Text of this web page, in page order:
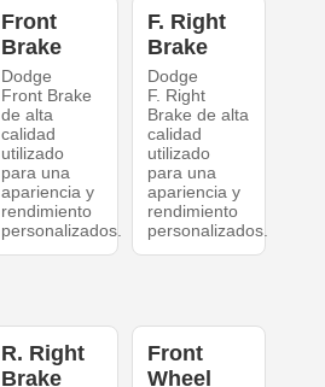
Front
Brake
Dodge
Front Brake
de alta
calidad
utilizado
para una
apariencia y
rendimiento
personalizados.
F. Right
Brake
Dodge
F. Right
Brake de alta
calidad
utilizado
para una
apariencia y
rendimiento
personalizados.
R. Right
Brake
Front
Wheel